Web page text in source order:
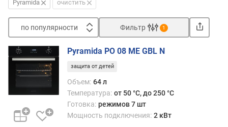
Pyramida очистить
по популярности
п
о
п
у
л
Фильтр 1
Pyramida PO 08 ME GBL N
защита от детей
Объем: 64 л
Температура: от 50 °C, до 250 °C
Готовка: режимов 7 шт
Мощность подключения: 2 кВт